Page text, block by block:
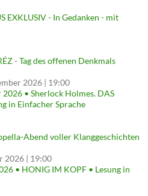
EXKLUSIV - In Gedanken - mit
- Tag des offenen Denkmals
2026 | 19:00
2026 • Sherlock Holmes. DAS
in Einfacher Sprache
Abend voller Klanggeschichten
2026 | 19:00
• HONIG IM KOPF • Lesung in